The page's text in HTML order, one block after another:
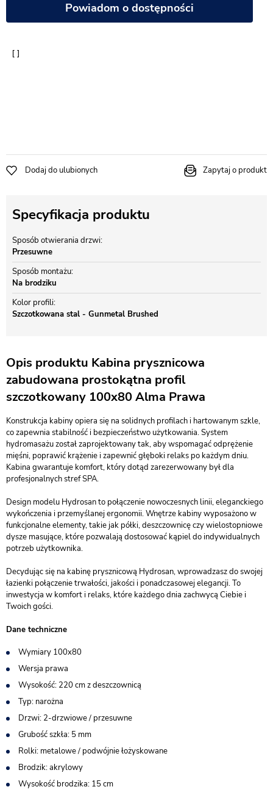
Powiadom o dostępności
Dodaj do ulubionych Zapytaj o produkt
Specyfikacja produktu
Sposób otwierania drzwi
Przesuwne
Sposób montażu
Na brodziku
Kolor profili
Szczotkowana stal - Gunmetal Brushed
Opis produktu Kabina prysznicowa
zabudowana prostokątna profil
szczotkowany 100x80 Alma Prawa
Konstrukcja kabiny opiera się na solidnych profilach i hartowanym szkle,
co zapewnia stabilność i bezpieczeństwo użytkowania. System
hydromasażu został zaprojektowany tak, aby wspomagać odprężenie
mięśni, poprawić krążenie i zapewnić głęboki relaks po każdym dniu.
Kabina gwarantuje komfort, który dotąd zarezerwowany był dla
profesjonalnych stref SPA.
Design modelu Hydrosan to połączenie nowoczesnych linii, eleganckiego
wykończenia i przemyślanej ergonomii. Wnętrze kabiny wyposażono w
funkcjonalne elementy, takie jak półki, deszczownicę czy wielostopniowe
dysze masujące, które pozwalają dostosować kąpiel do indywidualnych
potrzeb użytkownika.
Decydując się na kabinę prysznicową Hydrosan, wprowadzasz do swojej
łazienki połączenie trwałości, jakości i ponadczasowej elegancji. To
inwestycja w komfort i relaks, które każdego dnia zachwycą Ciebie i
Twoich gości.
Dane techniczne
Wymiary 100x80
Wersja prawa
Wysokość: 220 cm z deszczownicą
Typ: narożna
Drzwi: 2-drzwiowe / przesuwne
Grubość szkła: 5 mm
Rolki: metalowe / podwójnie łożyskowane
Brodzik: akrylowy
Wysokość brodzika: 15 cm